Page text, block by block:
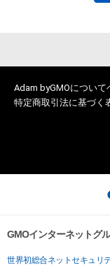
Adam byGMOについて
特定商取引法に基づく
GMOインターネットグ
世界初総合ネットセキュリ